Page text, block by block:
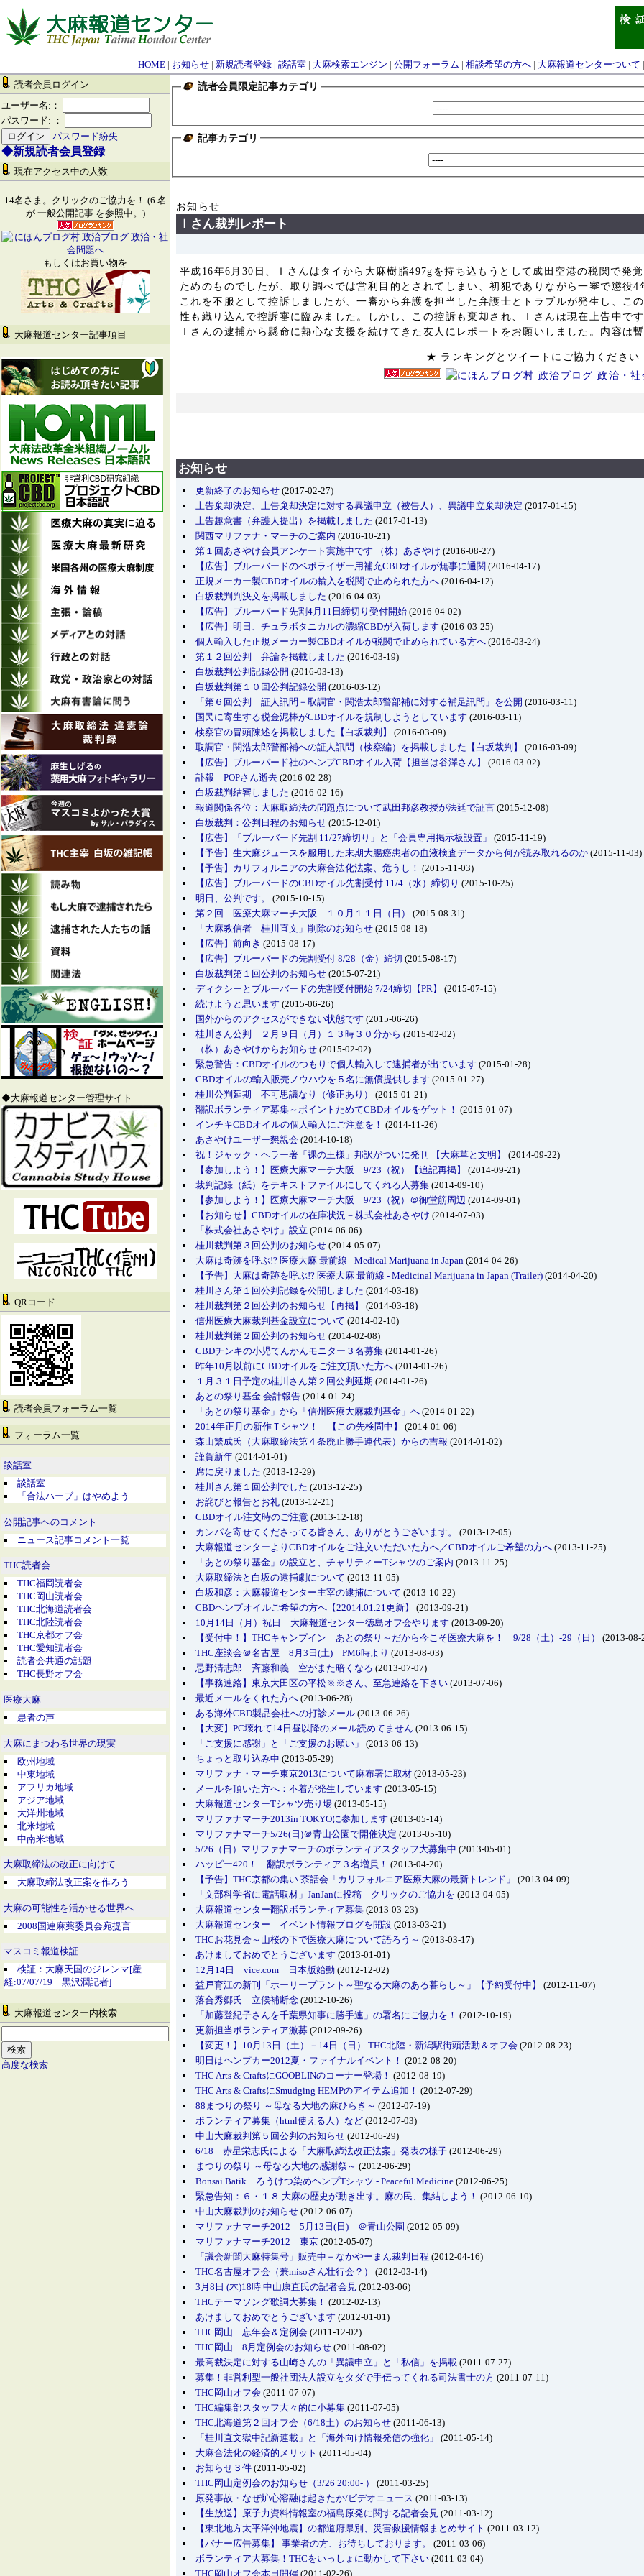
HOME| お知らせ| 新規読者登録| 談話室| 大麻検索エンジン | 公開フォーラム | 相談希望の方へ| 大麻報道センターついて
読者会員ログイン
ユーザー名:：
パスワード: ：
パスワード紛失
◆新規読者会員登録
現在アクセス中の人数
14名さま。クリックのご協力を！ (6 名
が 一般公開記事 を参照中。)
もしくはお買い物を
大麻報道センター記事項目
◆大麻報道センター管理サイト
QRコード
読者会員フォーラム一覧
フォーラム一覧
談話室
談話室
「合法ハーブ」はやめよう
公開記事へのコメント
ニュース記事コメント一覧
THC読者会
THC福岡読者会
THC岡山読者会
THC北海道読者会
THC北陸読者会
THC京都オフ会
THC愛知読者会
読者会共通の話題
THC長野オフ会
医療大麻
患者の声
大麻にまつわる世界の現実
欧州地域
中東地域
アフリカ地域
アジア地域
大洋州地域
北米地域
中南米地域
大麻取締法の改正に向けて
大麻取締法改正案を作ろう
大麻の可能性を活かせる世界へ
2008国連麻薬委員会宛提言
マスコミ報道検証
検証：大麻天国のジレンマ[産
経:07/07/19 黒沢潤記者]
大麻報道センター内検索
高度な検索
読者会員限定記事カテゴリ
記事カテゴリ
お知らせ
Ｉさん裁判レポート
平成16年6月30日、Ｉさんはタイから大麻樹脂497gを持ち込もうとして成田空港の税関で発
ためのものでしたが、取り調べでは営利目的とされてしまい、初犯でありながら一審で懲役
これを不服として控訴しましたが、一審から弁護を担当した弁護士とトラブルが発生し、こ
性も織り込んで控訴審に臨みました。しかし、この控訴も棄却され、Ｉさんは現在上告中で
Ｉさんの逮捕から懸命に熱心な支援を続けてきた友人にレポートをお願いしました。内容は
★ ランキングとツイートにご協力
お知らせ
更新終了のお知らせ (2017-02-27)
上告棄却決定、上告棄却決定に対する異議申立（被告人）、異議申立棄却決定 (2017-01-15)
上告趣意書（弁護人提出）を掲載しました (2017-01-13)
関西マリファナ・マーチのご案内 (2016-10-21)
第１回あさやけ会員アンケート実施中です （株）あさやけ (2016-08-27)
【広告】ブルーバードのベポライザー用補充CBDオイルが無事に通関 (2016-04-17)
正規メーカー製CBDオイルの輸入を税関で止められた方へ (2016-04-12)
白坂裁判判決文を掲載しました (2016-04-03)
【広告】ブルーバード先割4月11日締切り受付開始 (2016-04-02)
【広告】明日、チュラボタニカルの濃縮CBDが入荷します (2016-03-25)
個人輸入した正規メーカー製CBDオイルが税関で止められている方へ (2016-03-24)
第１２回公判 弁論を掲載しました (2016-03-19)
白坂裁判公判記録公開 (2016-03-13)
白坂裁判第１０回公判記録公開 (2016-03-12)
「第６回公判 証人訊問－取調官・関浩太郎警部補に対する補足訊問」を公開 (2016-03-11)
国民に寄生する税金泥棒がCBDオイルを規制しようとしています (2016-03-11)
検察官の冒頭陳述を掲載しました【白坂裁判】
(2016-03-09)
取調官・関浩太郎警部補への証人訊問（検察編）を掲載しました【白坂裁判】
(2016-03-09)
【広告】ブルーバード社のヘンプCBDオイル入荷【担当は谷澤さん】
(2016-03-02)
訃報 POPさん逝去 (2016-02-28)
白坂裁判結審しました (2016-02-16)
報道関係各位：大麻取締法の問題点について武田邦彦教授が法廷で証言 (2015-12-08)
白坂裁判：公判日程のお知らせ (2015-12-01)
【広告】「ブルーバード先割 11/27締切り」と「会員専用掲示板設置」
(2015-11-19)
【予告】生大麻ジュースを服用した末期大腸癌患者の血液検査データから何が読み取れるのか (2015-11-03)
【予告】カリフォルニアの大麻合法化法案、危うし！ (2015-11-03)
【広告】ブルーバードのCBDオイル先割受付 11/4（水）締切り (2015-10-25)
明日、公判です。
(2015-10-15)
第２回 医療大麻マーチ大阪 １０月１１日（日）
(2015-08-31)
「大麻教信者 桂川直文」削除のお知らせ (2015-08-18)
【広告】前向き (2015-08-17)
【広告】ブルーバードの先割受付 8/28（金）締切 (2015-08-17)
白坂裁判第１回公判のお知らせ (2015-07-21)
ディクシーとブルーバードの先割受付開始 7/24締切【PR】
(2015-07-15)
続けようと思います (2015-06-26)
国外からのアクセスができない状態です (2015-06-26)
桂川さん公判 ２月９日（月）１３時３０分から (2015-02-02)
（株）あさやけからお知らせ (2015-02-02)
緊急警告：CBDオイルのつもりで個人輸入して逮捕者が出ています (2015-01-28)
CBDオイルの輸入販売ノウハウを５名に無償提供します (2015-01-27)
桂川公判延期 不可思議なり（修正あり）
(2015-01-21)
翻訳ボランティア募集～ポイントためてCBDオイルをゲット！ (2015-01-07)
インチキCBDオイルの個人輸入にご注意を！ (2014-11-26)
あさやけユーザー懇親会 (2014-10-18)
祝！ジャック・ヘラー著「裸の王様」邦訳がついに発刊 【大麻草と文明】
(2014-09-22)
【参加しよう！】医療大麻マーチ大阪 9/23（祝）【追記再掲】
(2014-09-21)
裁判記録（紙）をテキストファイルにしてくれる人募集 (2014-09-10)
【参加しよう！】医療大麻マーチ大阪 9/23（祝）＠御堂筋周辺 (2014-09-01)
【お知らせ】CBDオイルの在庫状況－株式会社あさやけ (2014-07-03)
「株式会社あさやけ」設立 (2014-06-06)
桂川裁判第３回公判のお知らせ (2014-05-07)
大麻は奇跡を呼ぶ!? 医療大麻 最前線 - Medical Marijuana in Japan (2014-04-26)
【予告】大麻は奇跡を呼ぶ!? 医療大麻 最前線 - Medicinal Marijuana in Japan (Trailer) (2014-04-20)
桂川さん第１回公判記録を公開しました (2014-03-18)
桂川裁判第２回公判のお知らせ【再掲】
(2014-03-18)
信州医療大麻裁判基金設立について (2014-02-10)
桂川裁判第２回公判のお知らせ (2014-02-08)
CBDチンキの小児てんかんモニター３名募集 (2014-01-26)
昨年10月以前にCBDオイルをご注文頂いた方へ (2014-01-26)
１月３１日予定の桂川さん第２回公判延期 (2014-01-26)
あとの祭り基金 会計報告 (2014-01-24)
「あとの祭り基金」から「信州医療大麻裁判基金」へ (2014-01-22)
2014年正月の新作Ｔシャツ！ 【この先検問中】
(2014-01-06)
森山繁成氏（大麻取締法第４条廃止勝手連代表）からの吉報 (2014-01-02)
謹賀新年 (2014-01-01)
席に戻りました (2013-12-29)
桂川さん第１回公判でした (2013-12-25)
お詫びと報告とお礼 (2013-12-21)
CBDオイル注文時のご注意 (2013-12-18)
カンパを寄せてくださってる皆さん、ありがとうございます。
(2013-12-05)
大麻報道センターよりCBDオイルをご注文いただいた方へ／CBDオイルご希望の方へ (2013-11-25)
「あとの祭り基金」の設立と、チャリティーTシャツのご案内 (2013-11-25)
大麻取締法と白坂の逮捕劇について (2013-11-05)
白坂和彦：大麻報道センター主宰の逮捕について (2013-10-22)
CBDヘンプオイルご希望の方へ【22014.01.21更新】
(2013-09-21)
10月14日（月）祝日 大麻報道センター徳島オフ会やります (2013-09-20)
【受付中！】THCキャンプイン あとの祭り～だから今こそ医療大麻を！ 9/28（土）-29（日）
(2013-08-
THC座談会＠名古屋 8月3日(土) PM6時より (2013-08-03)
忌野清志郎 斉藤和義 空がまた暗くなる (2013-07-07)
【事務連絡】東京大田区の平松※※さん、至急連絡を下さい (2013-07-06)
最近メールをくれた方へ (2013-06-28)
ある海外CBD製品会社への打診メール (2013-06-26)
【大変】PC壊れて14日昼以降のメール読めてません (2013-06-15)
「ご支援に感謝」と「ご支援のお願い」
(2013-06-13)
ちょっと取り込み中 (2013-05-29)
マリファナ・マーチ東京2013について麻布署に取材 (2013-05-23)
メールを頂いた方へ：不着が発生しています (2013-05-15)
大麻報道センターTシャツ売り場 (2013-05-15)
マリファナマーチ2013in TOKYOに参加します (2013-05-14)
マリファナマーチ5/26(日)＠青山公園で開催決定 (2013-05-10)
5/26（日）マリファナマーチのボランティアスタッフ大募集中 (2013-05-01)
ハッピー420！ 翻訳ボランティア３名増員！ (2013-04-20)
【予告】THC京都の集い 茶話会「カリフォルニア医療大麻の最新トレンド」
(2013-04-09)
「文部科学省に電話取材」JanJanに投稿 クリックのご協力を (2013-04-05)
大麻報道センター翻訳ボランティア募集 (2013-03-23)
大麻報道センター イベント情報ブログを開設 (2013-03-21)
THCお花見会～山桜の下で医療大麻について語ろう～ (2013-03-17)
あけましておめでとうございます (2013-01-01)
12月14日 vice.com 日本版始動 (2012-12-02)
益戸育江の新刊「ホーリープラント～聖なる大麻のある暮らし～」【予約受付中】
(2012-11-07)
落合秀郷氏 立候補断念 (2012-10-26)
「加藤登紀子さんを千葉県知事に勝手連」の署名にご協力を！ (2012-10-19)
更新担当ボランティア激募 (2012-09-26)
【変更！】10月13日（土）－14日（日） THC北陸・新潟駅街頭活動＆オフ会 (2012-08-23)
明日はヘンプカー2012夏・ファイナルイベント！ (2012-08-20)
THC Arts & CraftsにGOOBLINのコーナー登場！ (2012-08-19)
THC Arts & CraftsにSmudging HEMPのアイテム追加！ (2012-07-29)
88まつりの祭り ～母なる大地の麻ひらき～ (2012-07-19)
ボランティア募集（html使える人）など (2012-07-03)
中山大麻裁判第５回公判のお知らせ (2012-06-29)
6/18 赤星栄志氏による「大麻取締法改正法案」発表の様子 (2012-06-29)
まつりの祭り ～母なる大地の感謝祭～ (2012-06-29)
Bonsai Batik ろうけつ染めヘンプTシャツ - Peaceful Medicine (2012-06-25)
緊急告知：６・１８ 大麻の歴史が動き出す。麻の民、集結しよう！ (2012-06-10)
中山大麻裁判のお知らせ (2012-06-07)
マリファナマーチ2012 5月13日(日) ＠青山公園 (2012-05-09)
マリファナマーチ2012 東京 (2012-05-07)
「議会新聞大麻特集号」販売中＋なかやーまん裁判日程 (2012-04-16)
THC名古屋オフ会（兼misoさん壮行会？）
(2012-03-14)
3月8日 (木)18時 中山康直氏の記者会見 (2012-03-06)
THCテーマソング歌詞大募集！ (2012-02-13)
あけましておめでとうございます (2012-01-01)
THC岡山 忘年会＆定例会 (2011-12-02)
THC岡山 8月定例会のお知らせ (2011-08-02)
最高裁決定に対する山崎さんの「異議申立」と「私信」を掲載 (2011-07-27)
募集！非営利型一般社団法人設立をタダで手伝ってくれる司法書士の方 (2011-07-11)
THC岡山オフ会 (2011-07-07)
THC編集部スタッフ大々的に小募集 (2011-07-05)
THC北海道第２回オフ会（6/18土）のお知らせ (2011-06-13)
「桂川直文獄中記新連載」と「海外向け情報発信の強化」
(2011-05-14)
大麻合法化の経済的メリット (2011-05-04)
お知らせ３件 (2011-05-02)
THC岡山定例会のお知らせ（3/26 20:00- ）
(2011-03-25)
原発事故・なぜ炉心溶融は起きたか/ビデオニュース (2011-03-13)
【生放送】原子力資料情報室の福島原発に関する記者会見 (2011-03-12)
【東北地方太平洋沖地震】の都道府県別、災害救援情報まとめサイト (2011-03-12)
【バナー広告募集】 事業者の方、お待ちしております。
(2011-03-06)
ボランティア大募集！THCをいっしょに動かして下さい (2011-03-04)
THC岡山オフ会本日開催 (2011-02-26)